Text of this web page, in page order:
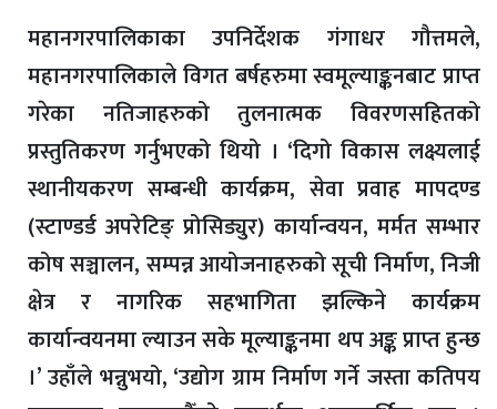
महानगरपालिकाका उपनिर्देशक गंगाधर गौत्तमले,
महानगरपालिकाले विगत बर्षहरुमा स्वमूल्याङ्कनबाट प्राप्त
गरेका नतिजाहरुको तुलनात्मक विवरणसहितको
प्रस्तुतिकरण गर्नुभएको थियो । ‘दिगो विकास लक्ष्यलाई
स्थानीयकरण सम्बन्धी कार्यक्रम, सेवा प्रवाह मापदण्ड
(स्टाण्डर्ड अपरेटिङ् प्रोसिड्युर) कार्यान्वयन, मर्मत सम्भार
कोष सञ्चालन, सम्पन्न आयोजनाहरुको सूची निर्माण, निजी
क्षेत्र र नागरिक सहभागिता झल्किने कार्यक्रम
कार्यान्वयनमा ल्याउन सके मूल्याङ्कनमा थप अङ्क प्राप्त हुन्छ
।’ उहाँले भन्नुभयो, ‘उद्योग ग्राम निर्माण गर्ने जस्ता कतिपय